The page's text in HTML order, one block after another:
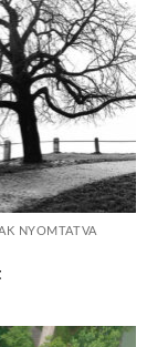
NYOMTATVA
Ártartomány: